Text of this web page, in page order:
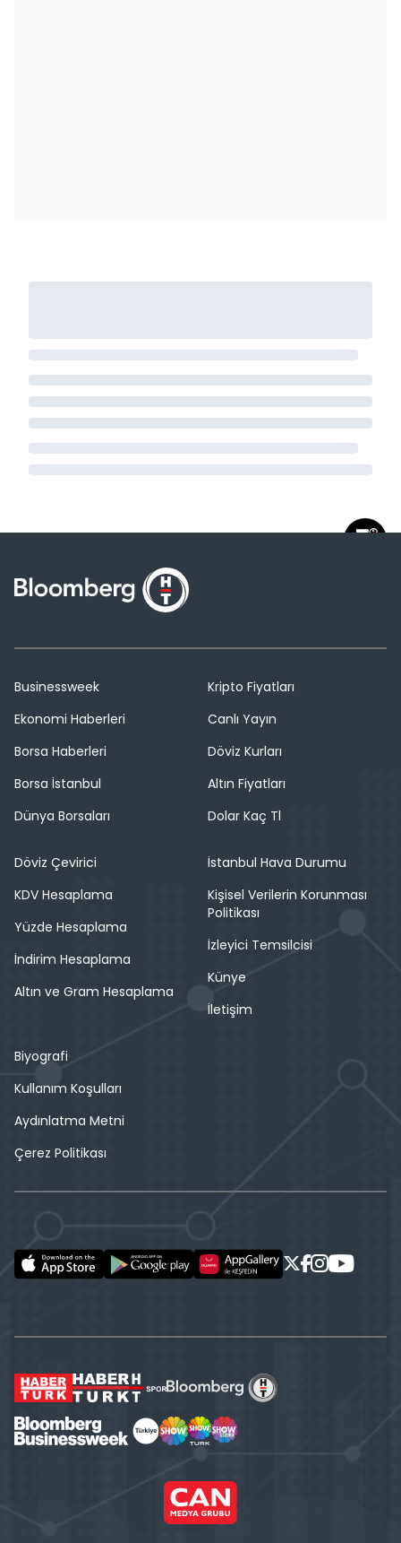
Businessweek
Ekonomi Haberleri
Borsa Haberleri
Borsa İstanbul
Dünya Borsaları
Kripto Fiyatları
Canlı Yayın
Döviz Kurları
Altın Fiyatları
Dolar Kaç Tl
Döviz Çevirici
KDV Hesaplama
Yüzde Hesaplama
İndirim Hesaplama
Altın ve Gram Hesaplama
İstanbul Hava Durumu
Kişisel Verilerin Korunması
Politikası
İzleyici Temsilcisi
Künye
İletişim
Biyografi
Kullanım Koşulları
Aydınlatma Metni
Çerez Politikası